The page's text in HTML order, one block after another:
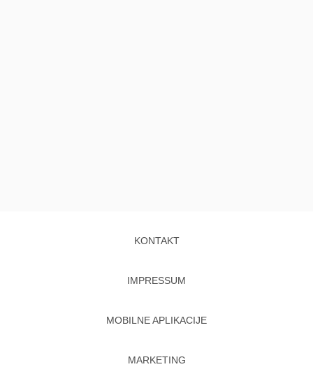
KONTAKT
IMPRESSUM
MOBILNE APLIKACIJE
MARKETING